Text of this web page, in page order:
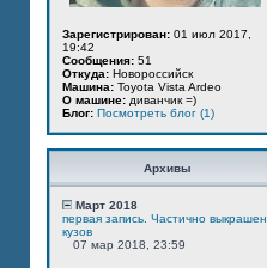
Зарегистрирован: 01 июл 2017,
19:42
Сообщения: 51
Откуда: Новороссийск
Машина: Toyota Vista Ardeo
О машине: диванчик =)
Блог: Посмотреть блог (1)
Архивы
Март 2018
первая запись. Частично выкрашен
кузов
07 мар 2018, 23:59